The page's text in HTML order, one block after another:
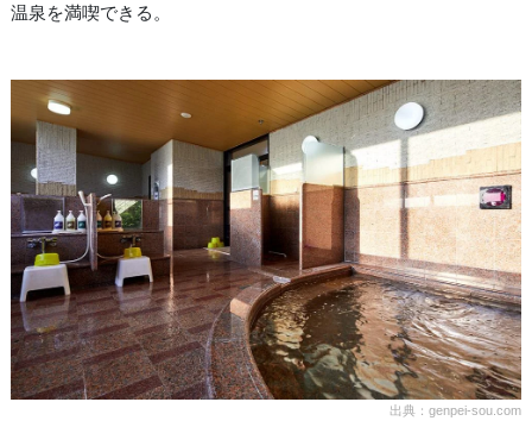
温泉を満喫できる。
出典：genpei-sou.com